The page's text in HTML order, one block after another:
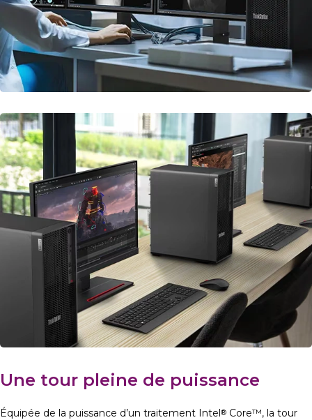
Une tour pleine de puissance
Équipée de la puissance d’un traitement Intel ® Core™, la tour